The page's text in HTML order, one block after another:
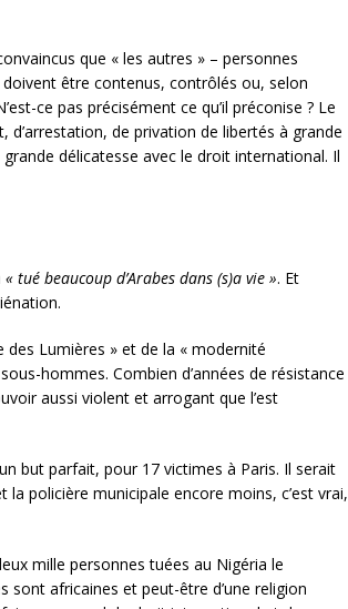
que « les autres » – personnes
être contenus, contrôlés ou, selon
ce pas précisément ce qu’il préconise ? Le
de privation de libertés à grande
délicatesse avec le droit international. Il
« tué beaucoup d’Arabes dans (s)a vie ». Et
des Lumières » et de la « modernité
hommes. Combien d’années de résistance
aussi violent et arrogant que l’est
but parfait, pour 17 victimes à Paris. Il serait
policière municipale encore moins, c’est vrai,
mille personnes tuées au Nigéria le
sont africaines et peut-être d’une religion